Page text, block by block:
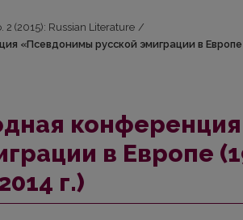
2 (2015): Russian Literature /
«Псевдонимы русской эмиграции в Европе
в Европе
г.)